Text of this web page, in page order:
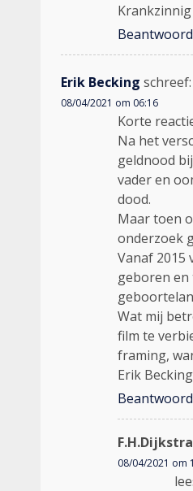
Erik Becking schreef:
08/04/2021 om 06:16
Korte
Na het
geldnood
vader en
dood.
Maar toen
onderzoek
Vanaf 2015
geboren en
Wat mij
film te
framing,
Erik Becking
F.H.Dijkstra
08/04/2021 om